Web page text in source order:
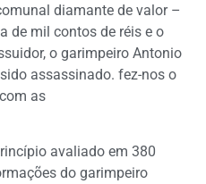
diamante de valor –
de mil contos de réis e o
o garimpeiro Antonio
assassinado. fez-nos o
as
avaliado em 380
do garimpeiro